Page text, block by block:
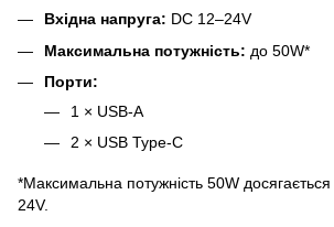
Вхідна напруга: DC 12–24V
Максимальна потужність: до 50W*
Порти:
1 × USB-A
2 × USB Type-C
*Максимальна потужність 50W досягається
24V.